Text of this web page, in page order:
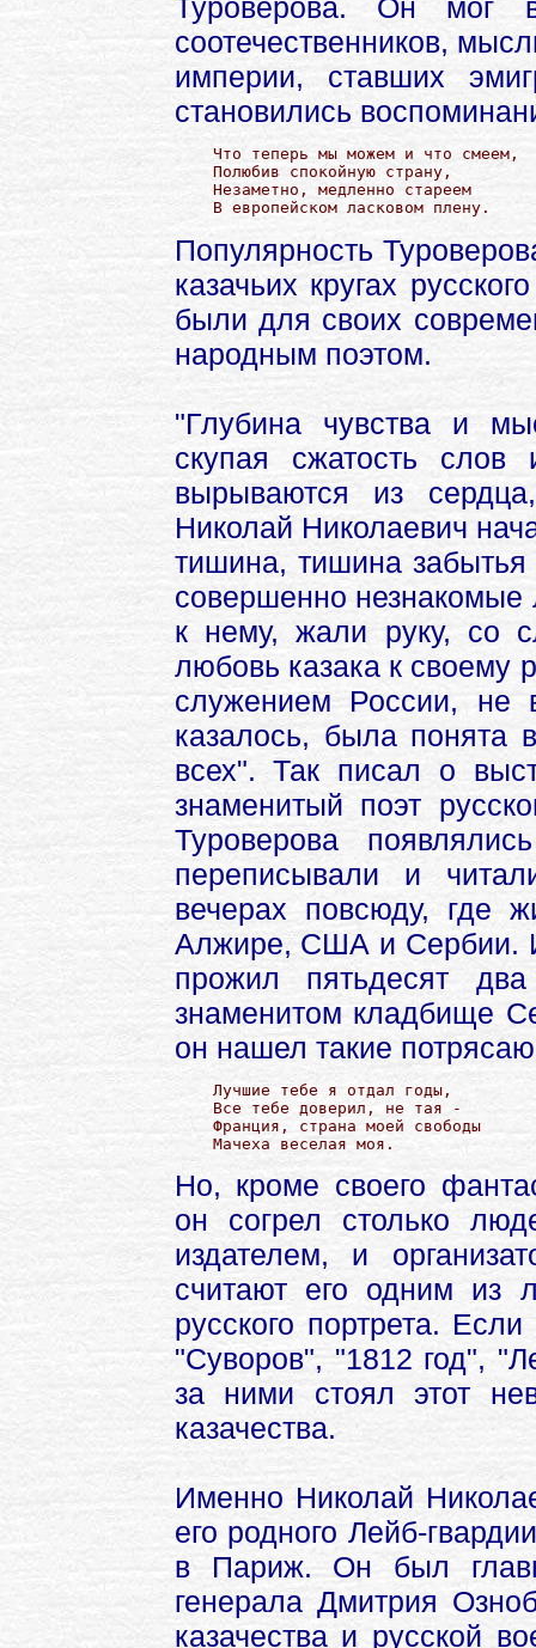
Туроверова. Он мог
соотечественников,
империи, ставших
становились
Что теперь мы можем и что смеем,
Полюбив спокойную страну,
Незаметно, медленно стареем
В европейском ласковом плену.
Популярность
казачьих кругах
были для своих
народным поэтом.
"Глубина чувства и
скупая сжатость
вырываются из
Николай Николаевич
тишина, тишина
совершенно
к нему, жали руку, со
любовь казака к своему
служением России, не
казалось, была понята
всех". Так писал о
знаменитый поэт
Туроверова
переписывали и
вечерах повсюду, где
Алжире, США и Сербии.
прожил пятьдесят
знаменитом кладбище
он нашел такие
Лучшие тебе я отдал годы,
Все тебе доверил, не тая -
Франция, страна моей свободы
Мачеха веселая моя.
Но, кроме своего
он согрел столько
издателем, и
считают его одним из
русского портрета.
"Суворов", "1812 год",
за ними стоял этот
казачества.
Именно Николай
его родного Лейб-
в Париж. Он был
генерала Дмитрия
казачества и русской